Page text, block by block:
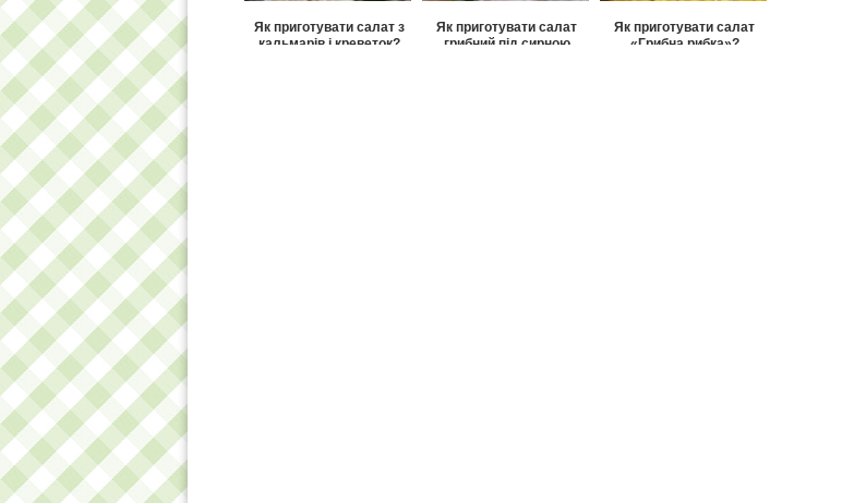
Як приготувати салат з
кальмарів і креветок?
Як приготувати салат
грибний під сирною
Як приготувати салат
«Грибна рибка»?